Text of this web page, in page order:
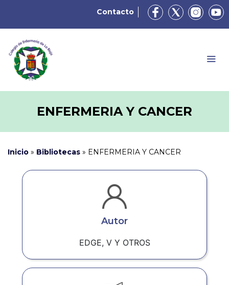
Contacto
ENFERMERIA Y CANCER
Inicio » Bibliotecas » ENFERMERIA Y CANCER
Autor
EDGE, V Y OTROS